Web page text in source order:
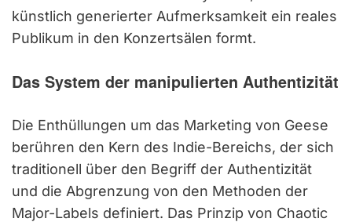
künstlich generierter Aufmerksamkeit ein reales
Publikum in den Konzertsälen formt.
Das System der manipulierten Authentizität
Die Enthüllungen um das Marketing von Geese
berühren den Kern des Indie-Bereichs, der sich
traditionell über den Begriff der Authentizität
und die Abgrenzung von den Methoden der
Major-Labels definiert. Das Prinzip von Chaotic